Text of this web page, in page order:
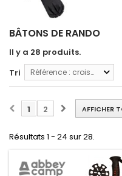
BÂTONS DE RANDO
Il y a 28 produits.
Tri
Référence : croissante
AFFICHER
1 2
Résultats 1 - 24 sur 28.